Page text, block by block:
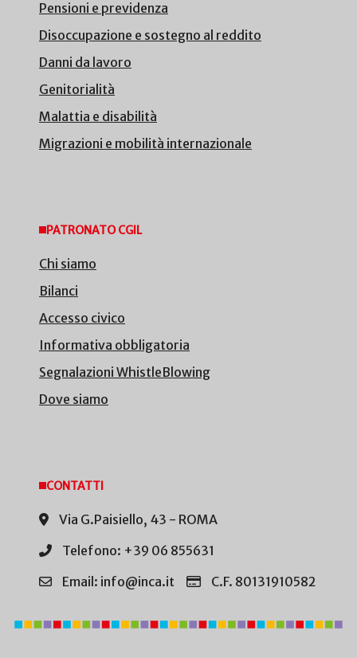
Pensioni e previdenza
Disoccupazione e sostegno al reddito
Danni da lavoro
Genitorialità
Malattia e disabilità
Migrazioni e mobilità internazionale
PATRONATO CGIL
Chi siamo
Bilanci
Accesso civico
Informativa obbligatoria
Segnalazioni WhistleBlowing
Dove siamo
CONTATTI
Via G.Paisiello, 43 - ROMA
Telefono: +39 06 855631
Email: info@inca.it
C.F. 80131910582